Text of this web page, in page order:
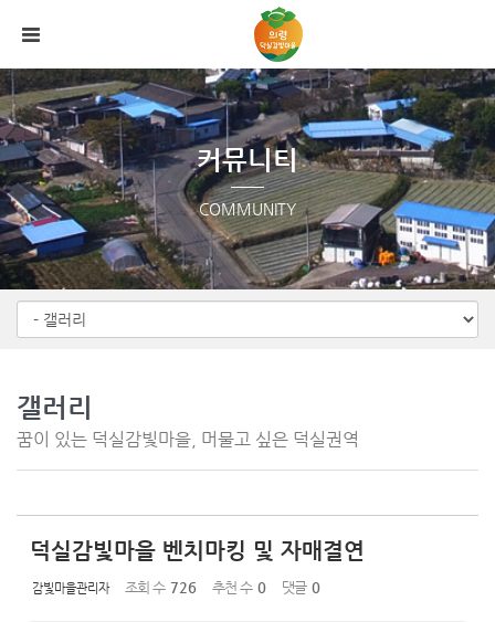
메뉴 건너뛰기
커뮤니티
COMMUNITY
갤러리
꿈이 있는 덕실감빛마을, 머물고 싶은 덕실권역
덕실감빛마을 벤치마킹 및 자매결연
감빛마을관리자 조회 수 726 추천 수 0 댓글 0